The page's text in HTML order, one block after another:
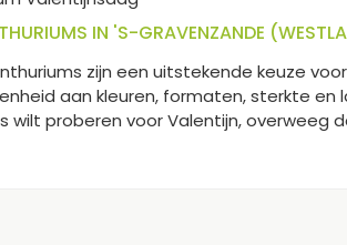
IN 'S-GRAVENZANDE
zijn een uitstekende keuze
aan kleuren, formaten, sterkte
wilt proberen voor Valentijn, overweeg